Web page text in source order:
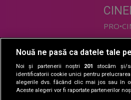
PRO•TV
Nouă ne pasă ca datele tale
Noi și partenerii noștri 201
stocăm și/
identificatorii cookie unici pentru
alegerile dvs. făcând clic mai jos sau în
Aceste alegeri vor fi raportate partenerilor